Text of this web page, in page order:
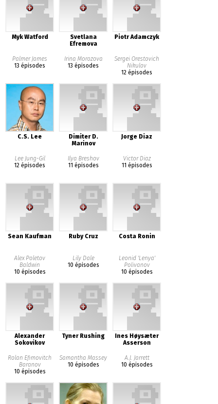
Myk Watford
Palmer James
13 épisodes
Svetlana
Efremova
Irina Morozova
13 épisodes
Piotr Adamczyk
Sergei Orestovich
Nikulov
12 épisodes
C.S. Lee
Lee Jung-Gil
12 épisodes
Dimiter D.
Marinov
Ilya Breshov
11 épisodes
Jorge Diaz
Victor Diaz
11 épisodes
Sean Kaufman
Alex Poletov
Baldwin
10 épisodes
Ruby Cruz
Lily Dale
10 épisodes
Costa Ronin
Leonid 'Lenya'
Polivanov
10 épisodes
Alexander
Sokovikov
Rolan Efimovitch
Baranov
10 épisodes
Tyner Rushing
Samantha Massey
10 épisodes
Ines Høysæter
Asserson
A.J. Jarrett
10 épisodes